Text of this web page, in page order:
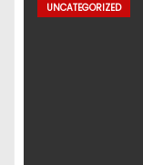
UNCATEGORIZED